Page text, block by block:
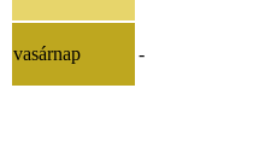
vasárnap -